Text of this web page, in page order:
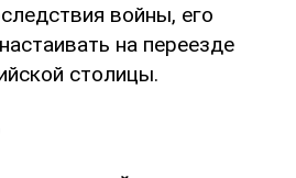
войны, его
на переезде
столицы.